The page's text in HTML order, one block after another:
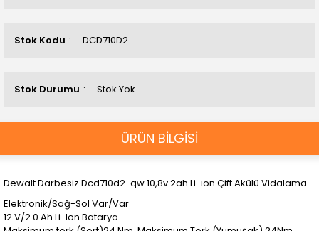
Stok Kodu DCD710D2
Stok Durumu Stok Yok
ÜRÜN BİLGİSİ
Dewalt Darbesiz Dcd710d2-qw 10,8v 2ah Li-ıon Çift Akülü Vidalama
Elektronik/Sağ-Sol Var/Var
12 V/2.0 Ah Li-Ion Batarya